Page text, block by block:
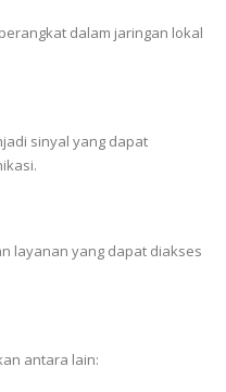
dalam jaringan lokal
sinyal yang dapat
layanan yang dapat diakses
antara lain: